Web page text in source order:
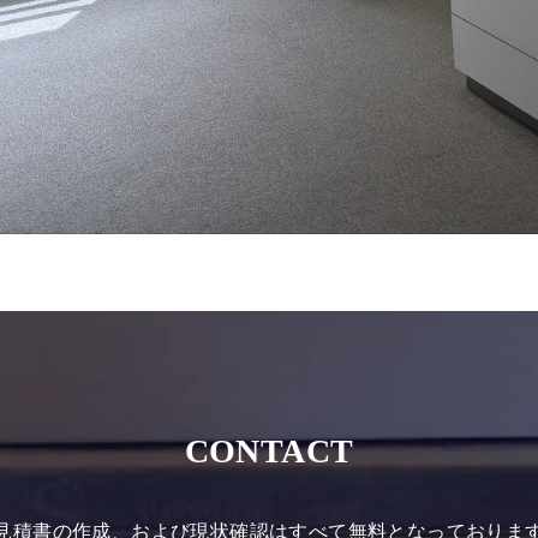
CONTACT
積書の作成、および現状確認はすべて無料となっておりま